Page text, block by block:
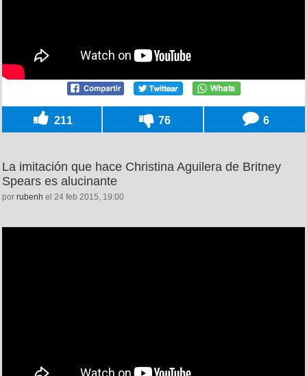
211 76 6
La imitación que hace Christina Aguilera de Britney
Spears es alucinante
por rubenh el 24 feb 2015, 19:00